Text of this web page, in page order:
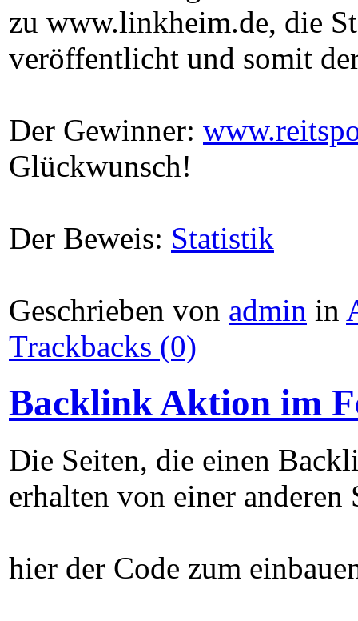
zu www.linkheim.de, die
veröffentlicht und somit
Der Gewinner:
Glückwunsch!
Der Beweis: Statistik
Geschrieben von admin in
Trackbacks (0)
Backlink Aktion im
Die Seiten, die einen
erhalten von einer
hier der Code zum